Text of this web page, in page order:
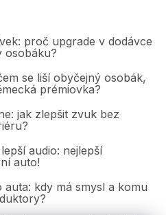
proč upgrade v dodávce
osobáku?
se liší obyčejný osobák,
prémiovka?
jak zlepšit zvuk bez
audio: nejlepší
auto!
auta: kdy má smysl a komu